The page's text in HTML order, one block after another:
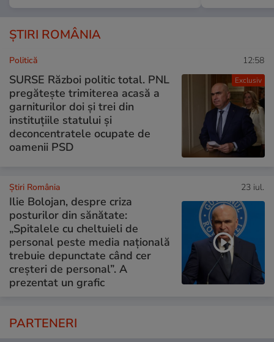
ȘTIRI ROMÂNIA
Exclusiv
Politică 12:58
SURSE Război politic total. PNL
pregătește trimiterea acasă a
garniturilor doi și trei din
instituțiile statului și
deconcentratele ocupate de
oamenii PSD
Știri România 23 iul.
Ilie Bolojan, despre criza
posturilor din sănătate:
„Spitalele cu cheltuieli de
personal peste media națională
trebuie depunctate când cer
creșteri de personal”. A
prezentat un grafic
PARTENERI